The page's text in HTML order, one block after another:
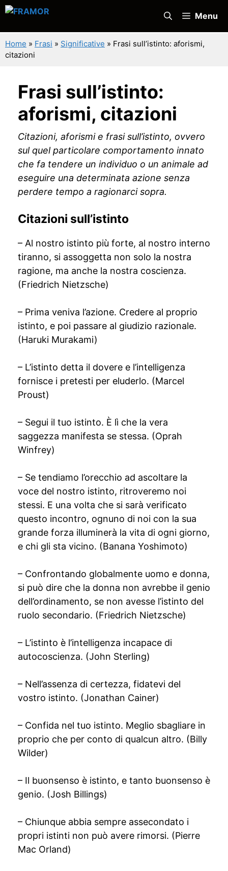
Vai
contenuto
Menu
Home » Frasi » Significative » Frasi sull’istinto: aforismi,
citazioni
Frasi sull’istinto:
aforismi, citazioni
Citazioni, aforismi e frasi sull’istinto, ovvero
sul quel particolare comportamento innato
che fa tendere un individuo o un animale ad
eseguire una determinata azione senza
perdere tempo a ragionarci sopra.
Citazioni sull’istinto
– Al nostro istinto più forte, al nostro interno
tiranno, si assoggetta non solo la nostra
ragione, ma anche la nostra coscienza.
(Friedrich Nietzsche)
– Prima veniva l’azione. Credere al proprio
istinto, e poi passare al giudizio razionale.
(Haruki Murakami)
– L’istinto detta il dovere e l’intelligenza
fornisce i pretesti per eluderlo. (Marcel
Proust)
– Segui il tuo istinto. È lì che la vera
saggezza manifesta se stessa. (Oprah
Winfrey)
– Se tendiamo l’orecchio ad ascoltare la
voce del nostro istinto, ritroveremo noi
stessi. E una volta che si sarà verificato
questo incontro, ognuno di noi con la sua
grande forza illuminerà la vita di ogni giorno,
e chi gli sta vicino. (Banana Yoshimoto)
– Confrontando globalmente uomo e donna,
si può dire che la donna non avrebbe il genio
dell’ordinamento, se non avesse l’istinto del
ruolo secondario. (Friedrich Nietzsche)
– L’istinto è l’intelligenza incapace di
autocoscienza. (John Sterling)
– Nell’assenza di certezza, fidatevi del
vostro istinto. (Jonathan Cainer)
– Confida nel tuo istinto. Meglio sbagliare in
proprio che per conto di qualcun altro. (Billy
Wilder)
– Il buonsenso è istinto, e tanto buonsenso è
genio. (Josh Billings)
– Chiunque abbia sempre assecondato i
propri istinti non può avere rimorsi. (Pierre
Mac Orland)